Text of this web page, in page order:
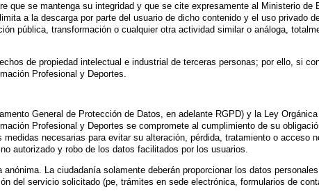
que se mantenga su integridad y que se cite expresamente al Ministerio de
a la descarga por parte del usuario de dicho contenido y el uso privado
pública, transformación o cualquier otra actividad similar o análoga,
de propiedad intelectual e industrial de terceras personas; por ello, si
Profesional y Deportes.
General de Protección de Datos, en adelante RGPD) y la Ley
Profesional y Deportes se compromete al cumplimiento de su
necesarias para evitar su alteración, pérdida, tratamiento o acceso
autorizado y robo de los datos facilitados por los usuarios.
La ciudadanía solamente deberán proporcionar los datos
del servicio solicitado (pe, trámites en sede electrónica, formularios de